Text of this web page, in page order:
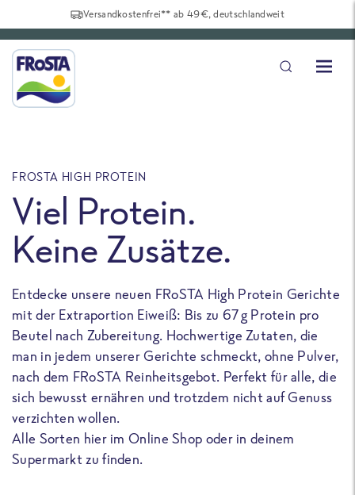
Versandkostenfrei** ab 49€, deutschlandweit
FROSTA HIGH PROTEIN
Viel Protein.
Keine Zusätze.
Entdecke unsere neuen FRoSTA High Protein Gerichte
mit der Extraportion Eiweiß: Bis zu 67 g Protein pro
Beutel nach Zubereitung. Hochwertige Zutaten, die
man in jedem unserer Gerichte schmeckt, ohne Pulver,
nach dem FRoSTA Reinheitsgebot. Perfekt für alle, die
sich bewusst ernähren und trotzdem nicht auf Genuss
verzichten wollen.
Alle Sorten hier im Online Shop oder in deinem
Supermarkt zu finden.